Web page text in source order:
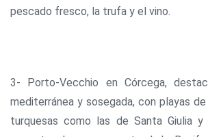
pescado fresco, la trufa y el vino.
3- Porto-Vecchio en Córcega,
mediterránea y sosegada, con playas
turquesas como las de Santa Giulia y